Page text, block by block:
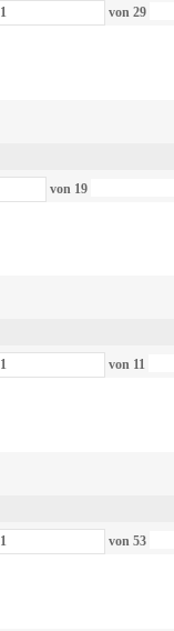
von29
von 19
von 11
von53